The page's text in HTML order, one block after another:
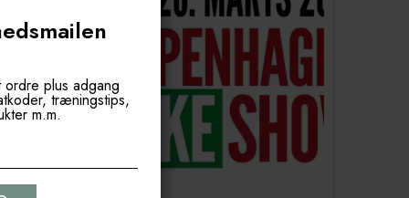
plus adgang
træningstips,
m.m.